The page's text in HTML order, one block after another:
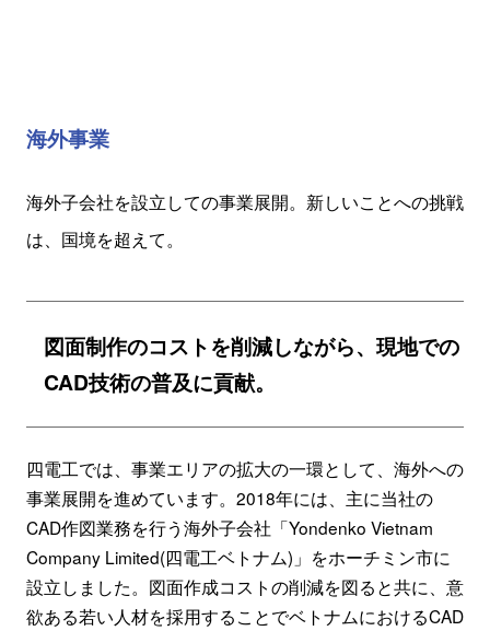
海外事業
海外子会社を設立しての事業展開。 新しいことへの挑戦
は、国境を超えて。
図面制作のコストを削減しながら、現地での
CAD技術の普及に貢献。
四電工では、事業エリアの拡大の一環として、海外への
事業展開を進めています。2018年には、主に当社の
CAD作図業務を行う海外子会社「Yondenko Vietnam
Company Limited(四電工ベトナム)」をホーチミン市に
設立しました。図面作成コストの削減を図ると共に、意
欲ある若い人材を採用することでベトナムにおけるCAD